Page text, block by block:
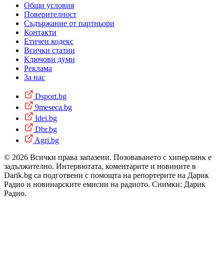
Общи условия
Поверителност
Съдържание от партньори
Контакти
Етичен кодекс
Всички статии
Ключови думи
Реклама
За нас
Dsport.bg
9meseca.bg
Idei.bg
Dbr.bg
Agri.bg
© 2026 Всички права запазени. Позоваването с хиперлинк е
задължително. Интервютата, коментарите и новините в
Darik.bg са подготвени с помощта на репортерите на Дарик
Радио и новинарските емисии на радиото. Снимки: Дарик
Радио.